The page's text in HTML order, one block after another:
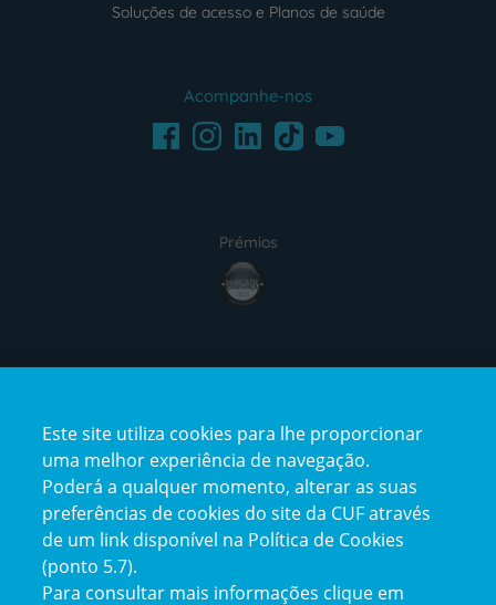
Soluções de acesso e Planos de saúde
Acompanhe-nos
FacebookInstagramLinkedInTikTokYoutube
Prémios
award4
certification2certification3
Este site utiliza cookies para lhe proporcionar
uma melhor experiência de navegação.
Poderá a qualquer momento, alterar as suas
preferências de cookies do site da CUF através
de um link disponível na Política de Cookies
(ponto 5.7).
Para consultar mais informações clique em